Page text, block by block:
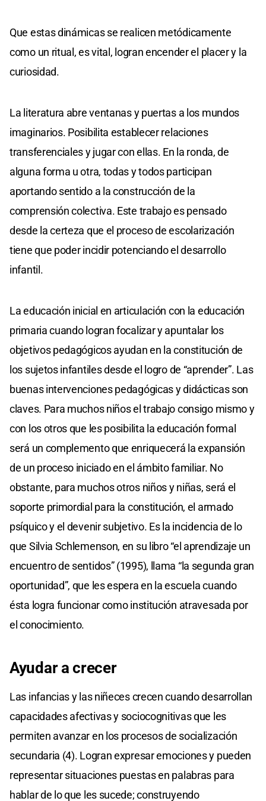
Que estas dinámicas se realicen metódicamente
como un ritual, es vital, logran encender el placer y la
curiosidad.
La literatura abre ventanas y puertas a los mundos
imaginarios. Posibilita establecer relaciones
transferenciales y jugar con ellas. En la ronda, de
alguna forma u otra, todas y todos participan
aportando sentido a la construcción de la
comprensión colectiva. Este trabajo es pensado
desde la certeza que el proceso de escolarización
tiene que poder incidir potenciando el desarrollo
infantil.
La educación inicial en articulación con la educación
primaria cuando logran focalizar y apuntalar los
objetivos pedagógicos ayudan en la constitución de
los sujetos infantiles desde el logro de “aprender”. Las
buenas intervenciones pedagógicas y didácticas son
claves. Para muchos niños el trabajo consigo mismo y
con los otros que les posibilita la educación formal
será un complemento que enriquecerá la expansión
de un proceso iniciado en el ámbito familiar. No
obstante, para muchos otros niños y niñas, será el
soporte primordial para la constitución, el armado
psíquico y el devenir subjetivo. Es la incidencia de lo
que Silvia Schlemenson, en su libro “el aprendizaje un
encuentro de sentidos” (1995), llama “la segunda gran
oportunidad”, que les espera en la escuela cuando
ésta logra funcionar como institución atravesada por
el conocimiento.
Ayudar a crecer
Las infancias y las niñeces crecen cuando desarrollan
capacidades afectivas y sociocognitivas que les
permiten avanzar en los procesos de socialización
secundaria (4). Logran expresar emociones y pueden
representar situaciones puestas en palabras para
hablar de lo que les sucede; construyendo